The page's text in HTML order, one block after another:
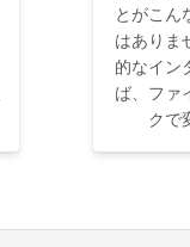
とがこん
はありま
的なイン
ば、ファ
クで